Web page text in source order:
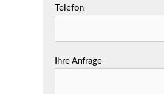
Telefon
Ihre Anfrage